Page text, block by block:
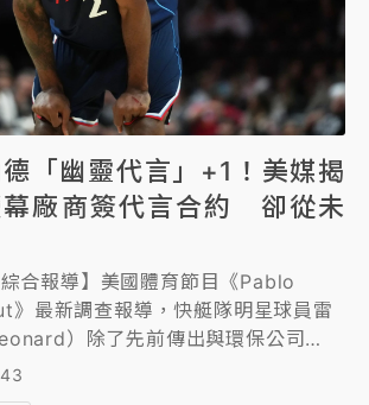
「幽靈代言」+1！美媒揭
幕廠商簽代言合約 卻從未
綜合報導】美國體育節目《Pablo
最新調查報導，快艇隊明星球員雷
）除了先前傳出與環保公司
合作，現在又涉嫌與快艇隊新主場的